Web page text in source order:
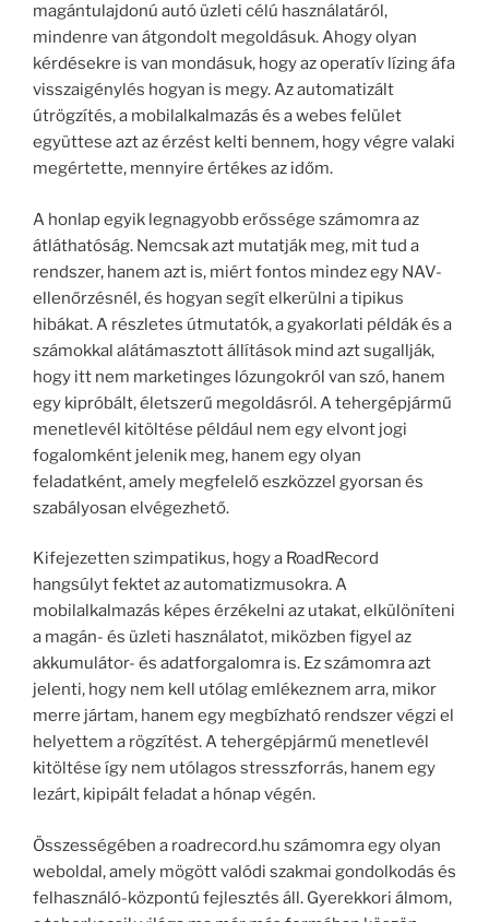
magántulajdonú autó üzleti célú használatáról,
mindenre van átgondolt megoldásuk. Ahogy olyan
kérdésekre is van mondásuk, hogy az operatív lízing áfa
visszaigénylés hogyan is megy. Az automatizált
útrögzítés, a mobilalkalmazás és a webes felület
együttese azt az érzést kelti bennem, hogy végre valaki
megértette, mennyire értékes az időm.
A honlap egyik legnagyobb erőssége számomra az
átláthatóság. Nemcsak azt mutatják meg, mit tud a
rendszer, hanem azt is, miért fontos mindez egy NAV-
ellenőrzésnél, és hogyan segít elkerülni a tipikus
hibákat. A részletes útmutatók, a gyakorlati példák és a
számokkal alátámasztott állítások mind azt sugallják,
hogy itt nem marketinges lózungokról van szó, hanem
egy kipróbált, életszerű megoldásról. A tehergépjármű
menetlevél kitöltése például nem egy elvont jogi
fogalomként jelenik meg, hanem egy olyan
feladatként, amely megfelelő eszközzel gyorsan és
szabályosan elvégezhető.
Kifejezetten szimpatikus, hogy a RoadRecord
hangsúlyt fektet az automatizmusokra. A
mobilalkalmazás képes érzékelni az utakat, elkülöníteni
a magán- és üzleti használatot, miközben figyel az
akkumulátor- és adatforgalomra is. Ez számomra azt
jelenti, hogy nem kell utólag emlékeznem arra, mikor
merre jártam, hanem egy megbízható rendszer végzi el
helyettem a rögzítést. A tehergépjármű menetlevél
kitöltése így nem utólagos stresszforrás, hanem egy
lezárt, kipipált feladat a hónap végén.
Összességében a roadrecord.hu számomra egy olyan
weboldal, amely mögött valódi szakmai gondolkodás és
felhasználó-központú fejlesztés áll. Gyerekkori álmom,